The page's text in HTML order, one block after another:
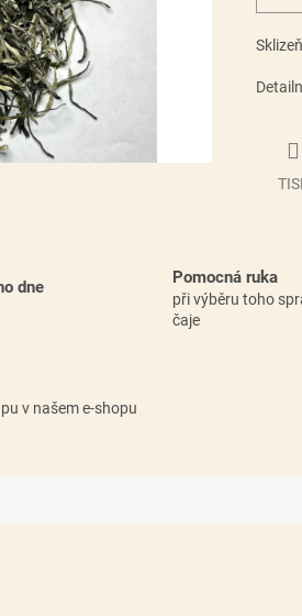
dne
Pomocná ruka
při výběru toho
čaje
v našem e-shopu